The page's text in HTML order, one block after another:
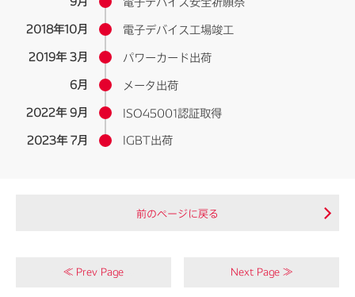
2018年10月
電子デバイス工場竣工
2019年 3月
パワーカード出荷
6月
メータ出荷
2022年 9月
ISO45001認証取得
2023年 7月
IGBT出荷
前のページに戻る
≪ デンソー岩手の理念 ごあいさつ ≫